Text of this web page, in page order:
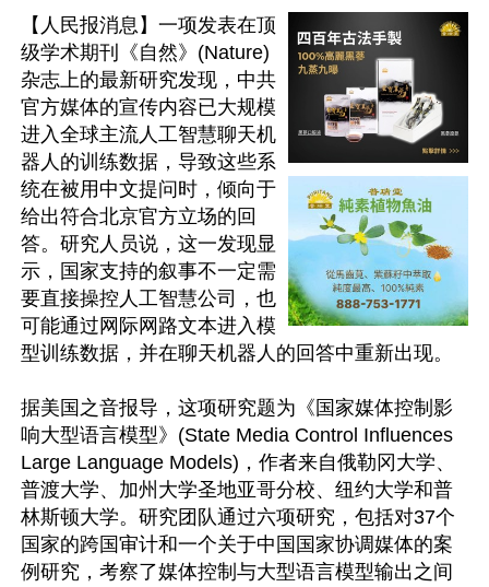
【人民报消息】一项发表在顶
级学术期刊《自然》(Nature)
杂志上的最新研究发现，中共
官方媒体的宣传内容已大规模
进入全球主流人工智慧聊天机
器人的训练数据，导致这些系
统在被用中文提问时，倾向于
给出符合北京官方立场的回
答。研究人员说，这一发现显
示，国家支持的叙事不一定需
要直接操控人工智慧公司，也
可能通过网际网路文本进入模
型训练数据，并在聊天机器人的回答中重新出现。
据美国之音报导，这项研究题为《国家媒体控制影
响大型语言模型》(State Media Control Influences
Large Language Models)，作者来自俄勒冈大学、
普渡大学、加州大学圣地亚哥分校、纽约大学和普
林斯顿大学。研究团队通过六项研究，包括对37个
国家的跨国审计和一个关于中国国家协调媒体的案
例研究，考察了媒体控制与大型语言模型输出之间